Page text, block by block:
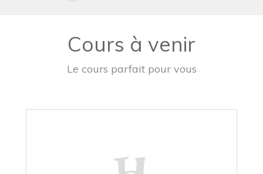
Cours à venir
Le cours parfait pour vous